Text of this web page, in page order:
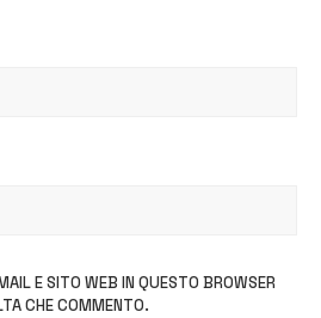
E SITO WEB IN QUESTO BROWSER
CHE COMMENTO.